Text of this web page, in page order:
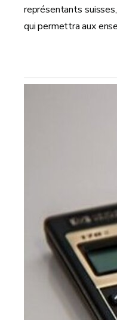
représentants
qui permettra aux